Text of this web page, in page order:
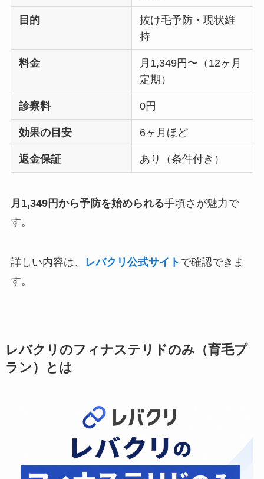
目的
抜け毛予防・現状維
持
料金
月1,349円〜（12ヶ月
定期）
診察料 0円
効果の目安 6ヶ月ほど
返金保証 あり（条件付き）
月1,349円から予防を始められる手頃さが魅力で
す。
詳しい内容は、 レバクリ公式サイト で確認できま
す。
レバクリのフィナステリドのみ（育毛プ
ラン）とは